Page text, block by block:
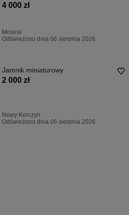
4 000 zł
Mosina
Odświeżono dnia 06 sierpnia 2026
Jamnik miniaturowy
2 000 zł
Nowy Korczyn
Odświeżono dnia 06 sierpnia 2026